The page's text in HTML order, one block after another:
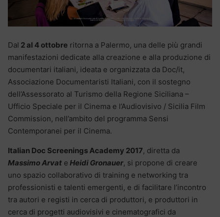
Dal 2 al 4 ottobre ritorna a Palermo, una delle più grandi
manifestazioni dedicate alla creazione e alla produzione di
documentari italiani, ideata e organizzata da Doc/it,
Associazione Documentaristi Italiani, con il sostegno
dell’Assessorato al Turismo della Regione Siciliana –
Ufficio Speciale per il Cinema e l’Audiovisivo / Sicilia Film
Commission, nell’ambito del programma Sensi
Contemporanei per il Cinema.
Italian Doc Screenings Academy 2017, diretta da
Massimo Arvat e Heidi Gronauer, si propone di creare
uno spazio collaborativo di training e networking tra
professionisti e talenti emergenti, e di facilitare l’incontro
tra autori e registi in cerca di produttori, e produttori in
cerca di progetti audiovisivi e cinematografici da